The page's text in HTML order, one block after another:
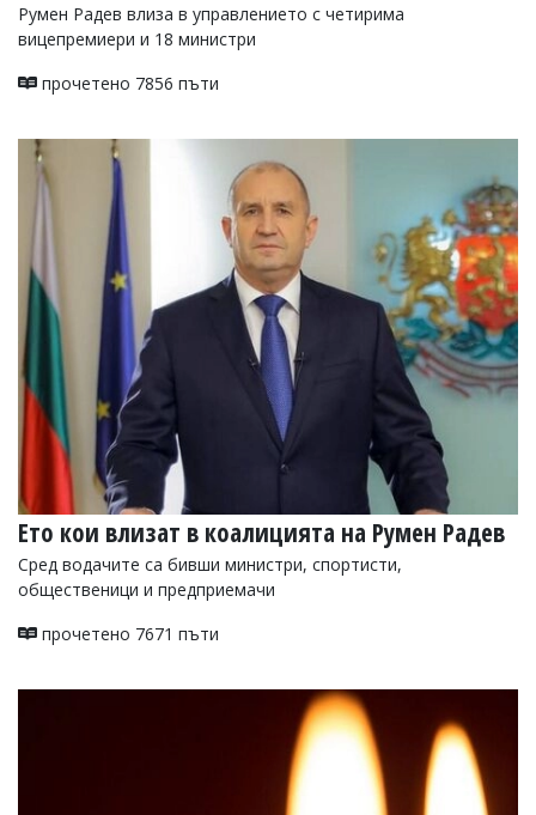
Румен Радев влиза в управлението с четирима
вицепремиери и 18 министри
прочетено 7856 пъти
Eто кои влизат в коалицията на Румен Радев
Сред водачите са бивши министри, спортисти,
общественици и предприемачи
прочетено 7671 пъти